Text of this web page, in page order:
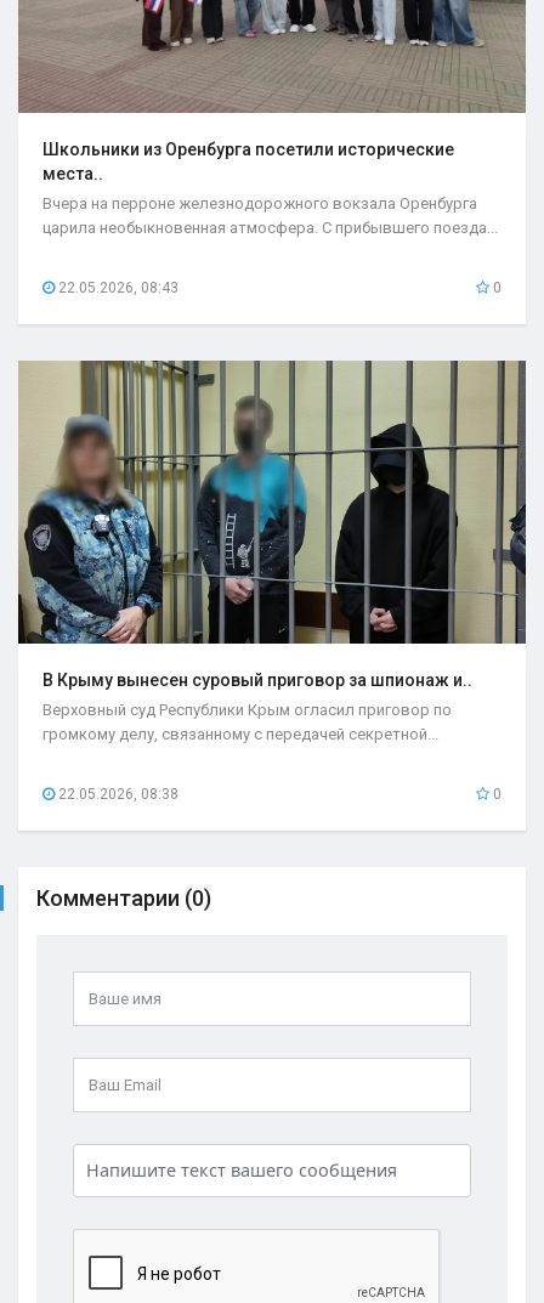
Школьники из Оренбурга посетили исторические
места..
Вчера на перроне железнодорожного вокзала Оренбурга
царила необыкновенная атмосфера. С прибывшего поезда...
22.05.2026, 08:43 0
В Крыму вынесен суровый приговор за шпионаж и..
Верховный суд Республики Крым огласил приговор по
громкому делу, связанному с передачей секретной...
22.05.2026, 08:38 0
Комментарии (0)